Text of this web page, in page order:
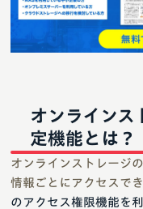
オンラインス
定機能とは？
オンラインストレージ
情報ごとにアクセスで
のアクセス権限機能を